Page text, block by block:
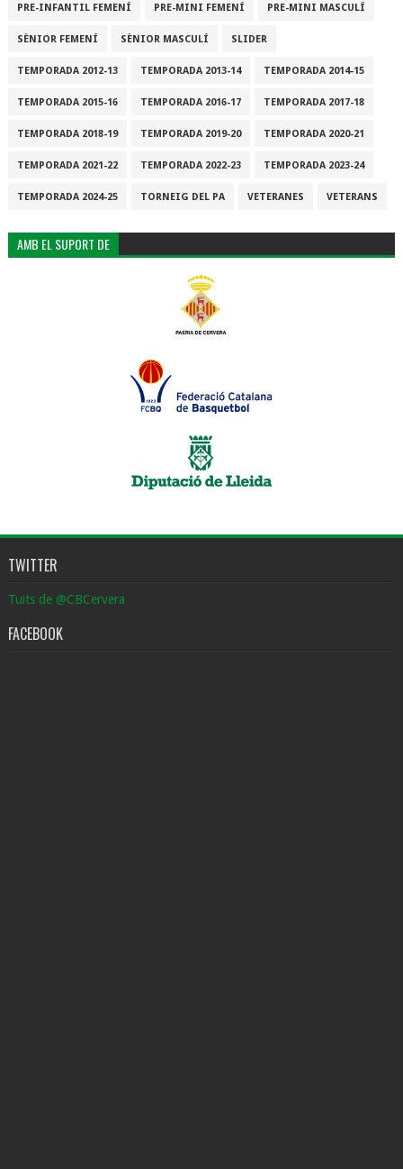
PRE-INFANTIL FEMENÍ PRE-MINI FEMENÍ PRE-MINI MASCULÍ
SÈNIOR FEMENÍ SÈNIOR MASCULÍ SLIDER
TEMPORADA 2012-13 TEMPORADA 2013-14 TEMPORADA 2014-15
TEMPORADA 2015-16 TEMPORADA 2016-17 TEMPORADA 2017-18
TEMPORADA 2018-19 TEMPORADA 2019-20 TEMPORADA 2020-21
TEMPORADA 2021-22 TEMPORADA 2022-23 TEMPORADA 2023-24
TEMPORADA 2024-25 TORNEIG DEL PA VETERANES VETERANS
AMB EL SUPORT DE
TWITTER
Tuits de @CBCervera
FACEBOOK